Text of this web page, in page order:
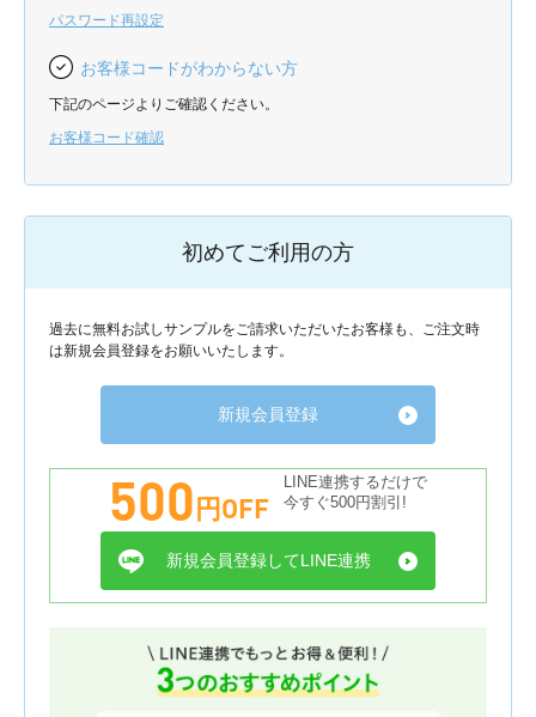
パスワード再設定
お客様コードがわからない方
下記のページよりご確認ください。
お客様コード確認
初めてご利用の方
過去に無料お試しサンプルをご請求いただいたお客様も、ご注文時
は新規会員登録をお願いいたします。
新規会員登録
500円OFF
LINE連携するだけで
今すぐ500円割引!
新規会員登録してLINE連携